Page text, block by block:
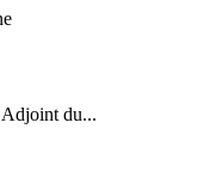
du...